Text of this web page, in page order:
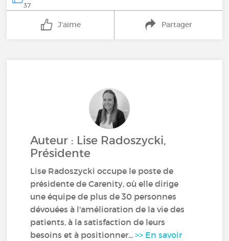
37
J'aime Partager
Auteur : Lise Radoszycki,
Présidente
Lise Radoszycki occupe le poste de
présidente de Carenity, où elle dirige
une équipe de plus de 30 personnes
dévouées à l'amélioration de la vie des
patients, à la satisfaction de leurs
besoins et à positionner...>> En savoir